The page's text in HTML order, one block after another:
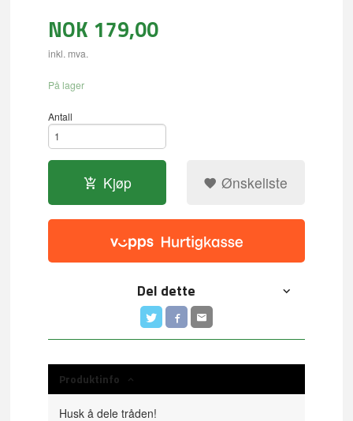
NOK 179,00
inkl. mva.
På lager
Antall
Kjøp Ønskeliste
Del dette
Produktinfo
Husk å dele tråden!